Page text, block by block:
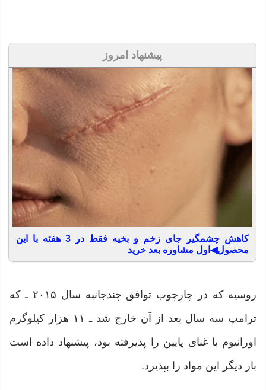
پیشنهاد امروز
کاهش چشمگیر جای زخم و بخیه فقط در 3 هفته با این
محصول◀اول مشاوره بعد خرید
روسیه که در چارچوب توافق چندجانبه سال ۲۰۱۵ ـ که
ترامپ سه سال بعد از آن خارج شد ـ ۱۱ هزار کیلوگرم
اورانیوم با غنای پایین را پذیرفته بود، پیشنهاد داده است
بار دیگر این مواد را بپذیرد.